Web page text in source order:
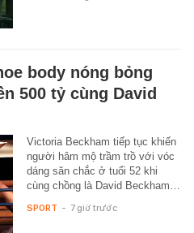
body nóng bỏng
500 tỷ cùng David
Victoria Beckham tiếp tục khiến
người hâm mộ trầm trồ với vóc
dáng săn chắc ở tuổi 52 khi
cùng chồng là David Beckham…
SPORT - 7 giờ trước